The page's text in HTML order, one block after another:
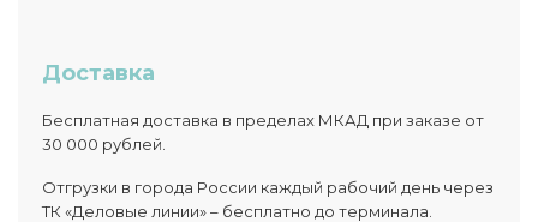
Доставка
Бесплатная доставка в пределах МКАД при заказе от
30 000 рублей.
Отгрузки в города России каждый рабочий день через
ТК «Деловые линии» – бесплатно до терминала.